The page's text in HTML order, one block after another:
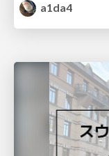
a1da4